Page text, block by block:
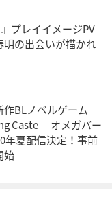
プレイイメージPV
の出会いが描かれ
作BLノベルゲーム
Caste ―オメガバー
年夏配信決定！事前
始